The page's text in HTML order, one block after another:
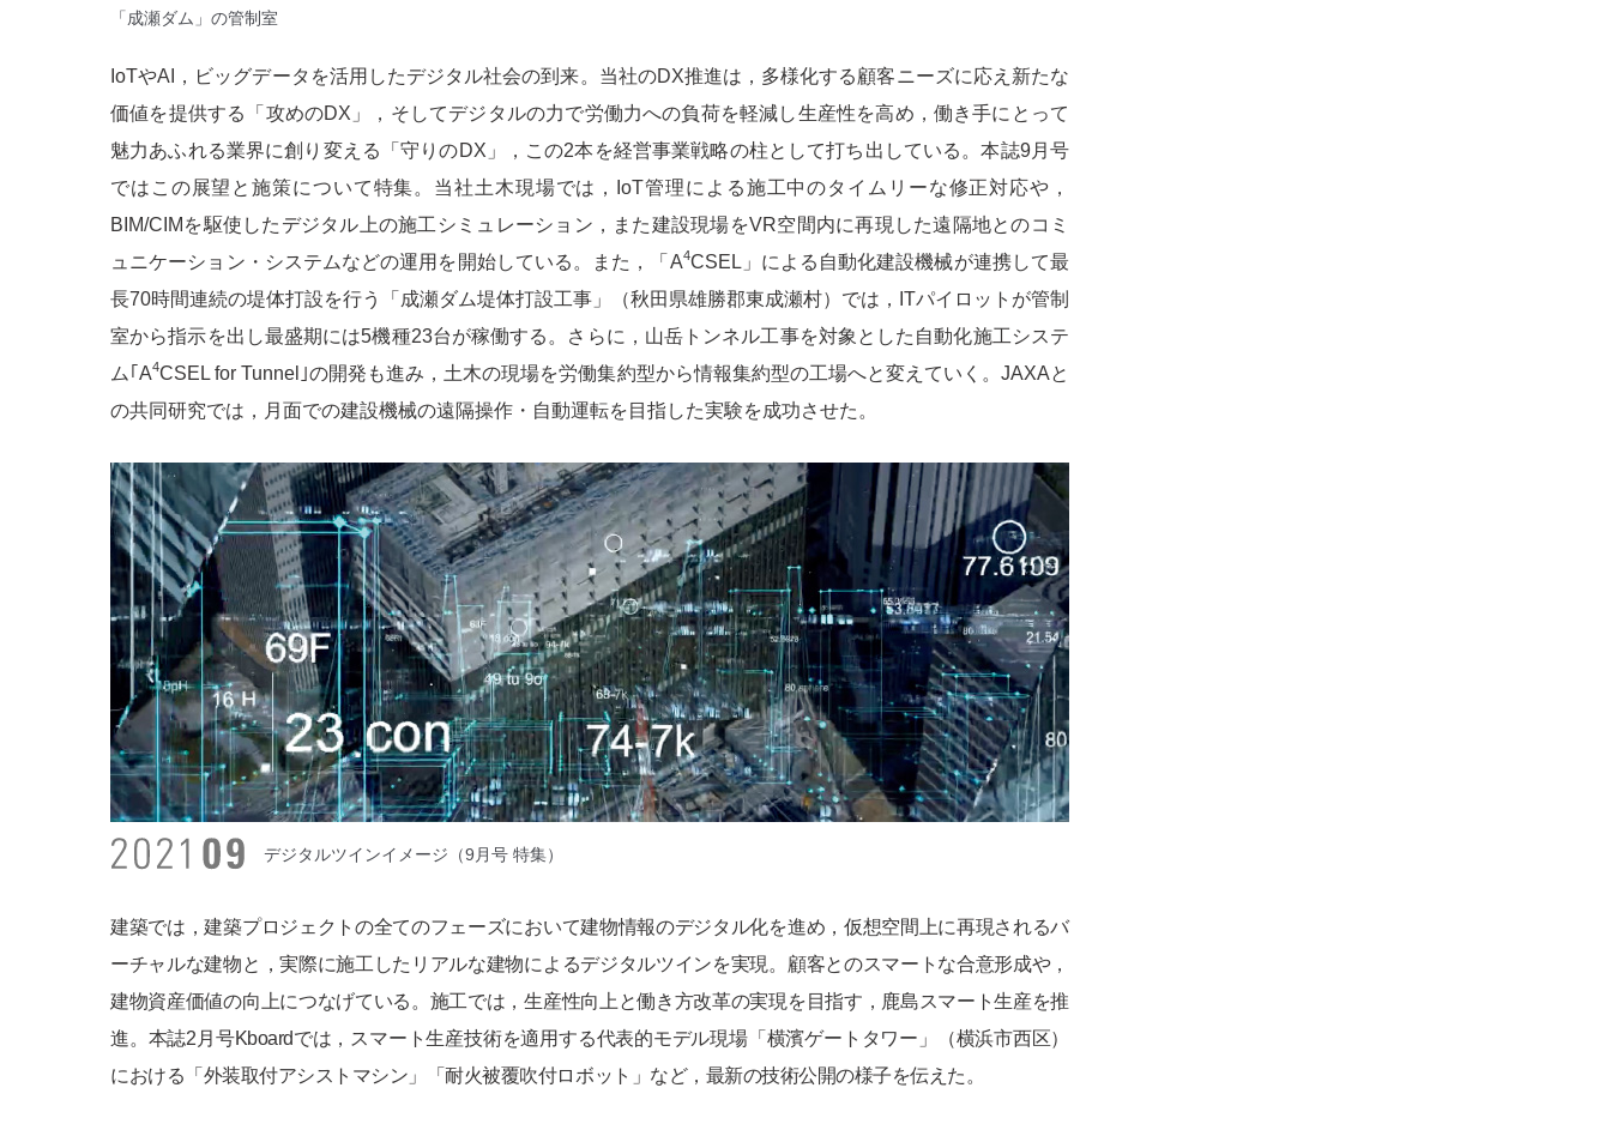
「成瀬ダム」の管制室
IoTやAI，ビッグデータを活用したデジタル社会の到来。当社のDX推進は，多様化する顧客ニーズに応え新たな
価値を提供する「攻めのDX」，そしてデジタルの力で労働力への負荷を軽減し生産性を高め，働き手にとって
魅力あふれる業界に創り変える「守りのDX」，この2本を経営事業戦略の柱として打ち出している。本誌9月号
ではこの展望と施策について特集。当社土木現場では，IoT管理による施工中のタイムリーな修正対応や，
BIM/CIMを駆使したデジタル上の施工シミュレーション，また建設現場をVR空間内に再現した遠隔地とのコミ
ュニケーション・システムなどの運用を開始している。また，「A4CSEL」による自動化建設機械が連携して最
長70時間連続の堤体打設を行う「成瀬ダム堤体打設工事」（秋田県雄勝郡東成瀬村）では，ITパイロットが管制
室から指示を出し最盛期には5機種23台が稼働する。さらに，山岳トンネル工事を対象とした自動化施工システ
ム｢A4CSEL for Tunnel｣の開発も進み，土木の現場を労働集約型から情報集約型の工場へと変えていく。JAXAと
の共同研究では，月面での建設機械の遠隔操作・自動運転を目指した実験を成功させた。
デジタルツインイメージ（9月号 特集）
建築では，建築プロジェクトの全てのフェーズにおいて建物情報のデジタル化を進め，仮想空間上に再現されるバ
ーチャルな建物と，実際に施工したリアルな建物によるデジタルツインを実現。顧客とのスマートな合意形成や，
建物資産価値の向上につなげている。施工では，生産性向上と働き方改革の実現を目指す，鹿島スマート生産を推
進。本誌2月号Kboardでは，スマート生産技術を適用する代表的モデル現場「横濱ゲートタワー」（横浜市西区）
における「外装取付アシストマシン」「耐火被覆吹付ロボット」など，最新の技術公開の様子を伝えた。